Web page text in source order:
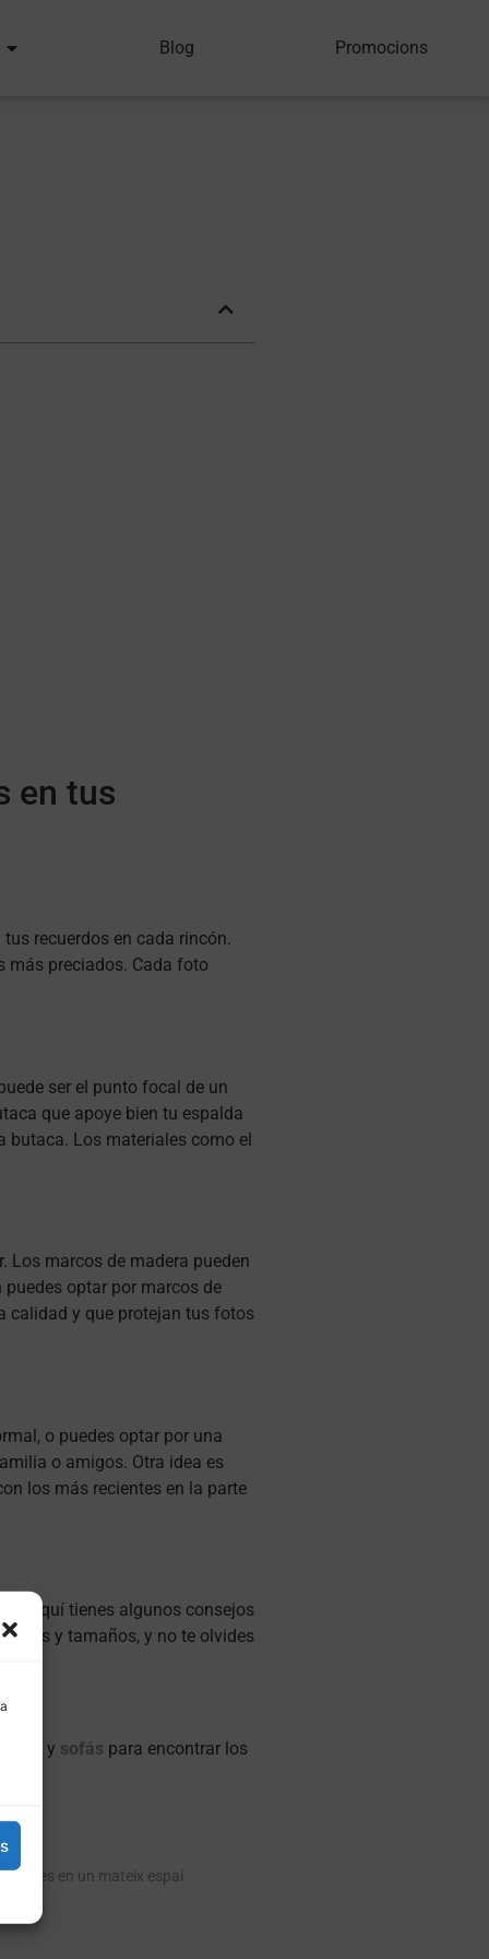
Blog Promocions
en tus
recuerdos en cada rincón.
más preciados. Cada foto
ser el punto focal de un
que apoye bien tu espalda
butaca. Los materiales como el
Los marcos de madera pueden
optar por marcos de
calidad y que protejan tus fotos
o puedes optar por una
o amigos. Otra idea es
los más recientes en la parte
Aquí tienes algunos consejos
y tamaños, y no te olvides
y sofás para encontrar los
en un mateix espai